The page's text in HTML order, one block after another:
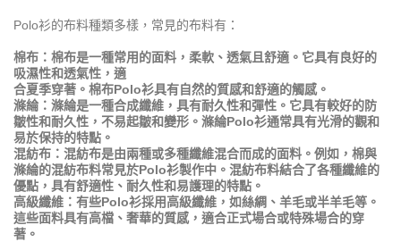
Polo衫的布料種類多樣，常見的布料有：
棉布：棉布是一種常用的面料，柔軟、透氣且舒適。它具有良好的
吸濕性和透氣性，適
合夏季穿著。棉布Polo衫具有自然的質感和舒適的觸感。
滌綸：滌綸是一種合成纖維，具有耐久性和彈性。它具有較好的防
皺性和耐久性，不易起皺和變形。滌綸Polo衫通常具有光滑的觀和
易於保持的特點。
混紡布：混紡布是由兩種或多種纖維混合而成的面料。例如，棉與
滌綸的混紡布料常見於Polo衫製作中。混紡布料結合了各種纖維的
優點，具有舒適性、耐久性和易護理的特點。
高級纖維：有些Polo衫採用高級纖維，如絲綢、羊毛或半羊毛等。
這些面料具有高檔、奢華的質感，適合正式場合或特殊場合的穿
著。